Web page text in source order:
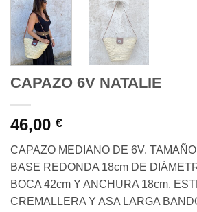
CAPAZO 6V NATALIE
46,00 €
CAPAZO MEDIANO DE 6V.
BASE REDONDA 18cm DE
BOCA 42cm Y ANCHURA 18cm.
CREMALLERA Y ASA LARGA